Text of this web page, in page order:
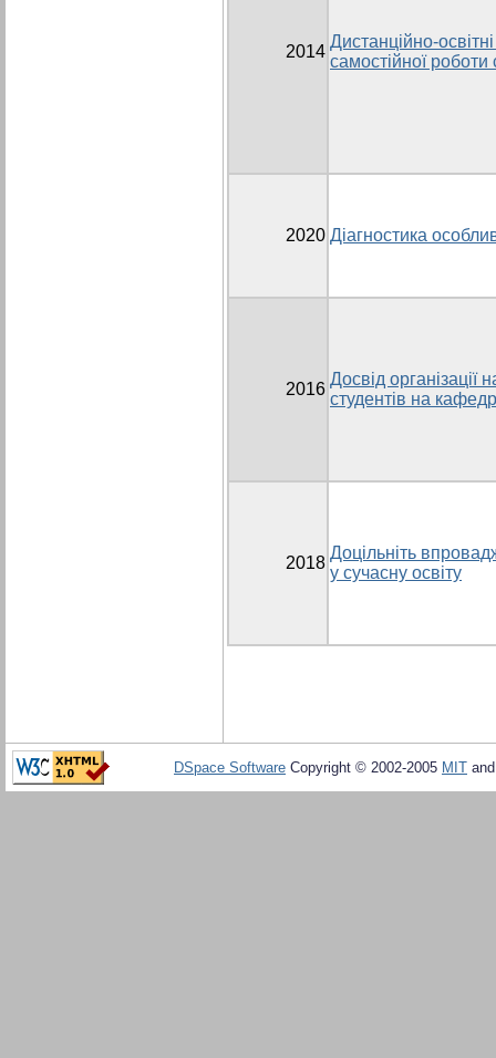
2014
Дистанційно-освітні
самостійної роботи
2020 Діагностика
2016
Досвід організації
студентів на
2018
Доцільніть
у сучасну освіту
DSpace Software Copyright © 2002-2005 MIT